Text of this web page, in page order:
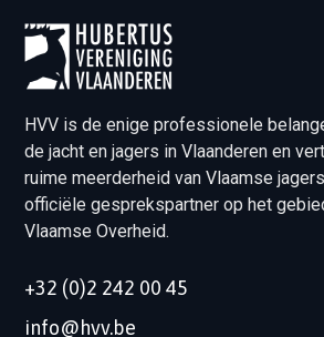
HVV is de enige professionele
de jacht en jagers in Vlaanderen en
ruime meerderheid van Vlaamse
officiële gesprekspartner op het
Vlaamse Overheid.
+32 (0)2 242 00 45
info@hvv.be